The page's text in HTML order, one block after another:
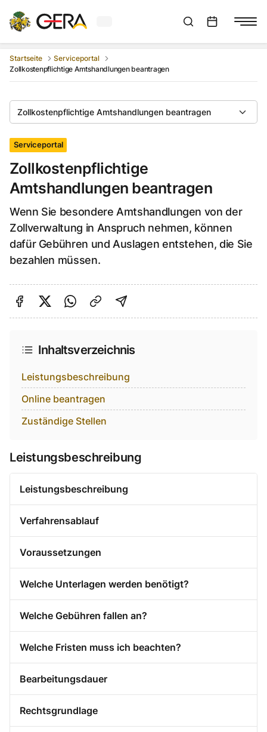
Aktuelles Wetter in GeraSuchleiste anzeigen
Startseite
Serviceportal
Zollkostenpflichtige Amtshandlungen beantragen
Zollkostenpflichtige Amtshandlungen beantragen
Serviceportal
Zollkostenpflichtige
Amtshandlungen beantragen
Wenn Sie besondere Amtshandlungen von der
Zollverwaltung in Anspruch nehmen, können
dafür Gebühren und Auslagen entstehen, die Sie
bezahlen müssen.
Auf Facebook teilen
Auf Twitter teilen
Per Link teilen
shareViaEmail
Inhaltsverzeichnis
Leistungsbeschreibung
Online beantragen
Zuständige Stellen
Leistungsbeschreibung
Leistungsbeschreibung
Verfahrensablauf
Voraussetzungen
Welche Unterlagen werden benötigt?
Welche Gebühren fallen an?
Welche Fristen muss ich beachten?
Bearbeitungsdauer
Rechtsgrundlage